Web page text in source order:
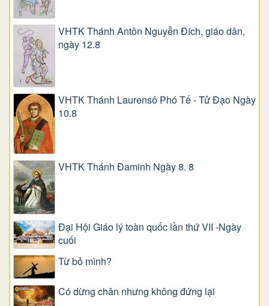
VHTK Thánh Antôn Nguyễn Ðích, giáo dân,
ngày 12.8
VHTK Thánh Laurensô Phó Tế - Tử Đạo Ngày
10.8
VHTK Thánh Đaminh Ngày 8. 8
Đại Hội Giáo lý toàn quốc lần thứ VII -Ngày
cuối
Từ bỏ mình?
Có dừng chân nhưng không đứng lại